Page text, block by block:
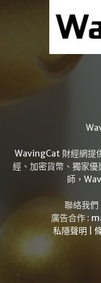
WavingCat 財經網提
經、加密貨幣、獨家
師，
聯絡我們
廣告合作 :
私隱聲明